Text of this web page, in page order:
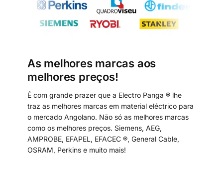
As melhores marcas aos
melhores preços!
É com grande prazer que a Electro Panga ® lhe
traz as melhores marcas em material eléctrico para
o mercado Angolano. Não só as melhores marcas
como os melhores preços. Siemens, AEG,
AMPROBE, EFAPEL, EFACEC ®, General Cable,
OSRAM, Perkins e muito mais!